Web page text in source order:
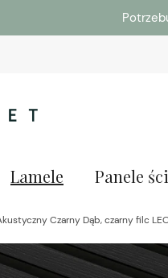
Lamele Panele
Czarny Dąb, czarny filc